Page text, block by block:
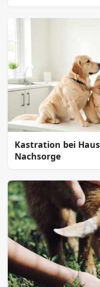
Kastration bei
Nachsorge